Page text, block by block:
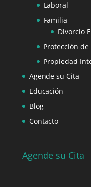
Laboral
Familia
Divorcio
Protección de
Propiedad
Agende su Cita
Educación
Blog
Contacto
Agende su Cita